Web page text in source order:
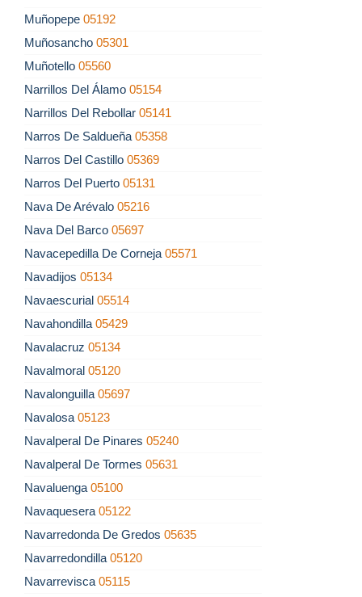
Muñopepe 05192
Muñosancho 05301
Muñotello 05560
Narrillos Del Álamo 05154
Narrillos Del Rebollar 05141
Narros De Saldueña 05358
Narros Del Castillo 05369
Narros Del Puerto 05131
Nava De Arévalo 05216
Nava Del Barco 05697
Navacepedilla De Corneja 05571
Navadijos 05134
Navaescurial 05514
Navahondilla 05429
Navalacruz 05134
Navalmoral 05120
Navalonguilla 05697
Navalosa 05123
Navalperal De Pinares 05240
Navalperal De Tormes 05631
Navaluenga 05100
Navaquesera 05122
Navarredonda De Gredos 05635
Navarredondilla 05120
Navarrevisca 05115